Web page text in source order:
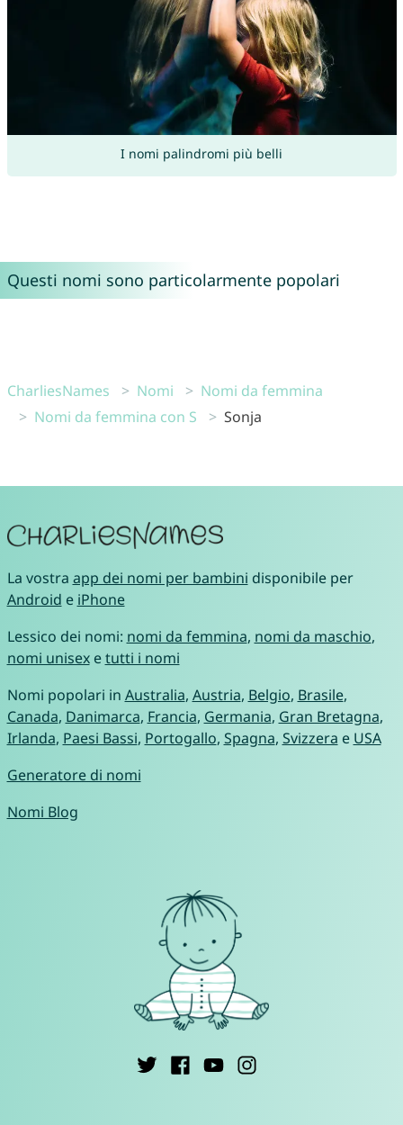
I nomi palindromi più belli
Questi nomi sono particolarmente popolari
CharliesNames Nomi
Nomi da femmina
Nomi da femmina con S
Sonja
La vostra app dei nomi per bambini disponibile per
Android e iPhone
Lessico dei nomi: nomi da femmina, nomi da maschio,
nomi unisexetutti i nomi
Nomi popolari in Australia, Austria, Belgio, Brasile,
Canada, Danimarca, Francia, Germania, Gran Bretagna,
Irlanda, Paesi Bassi, Portogallo, Spagna, Svizzera e USA
Generatore di nomi
Nomi Blog